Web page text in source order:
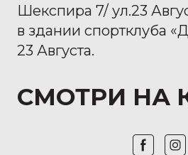
Шекспира 7/ ул.23
в здании спортклуба
23 Августа.
СМОТРИ НА